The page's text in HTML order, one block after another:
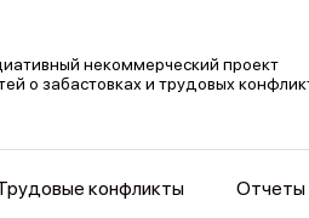
некоммерческий проект
о забастовках и трудовых
конфликты Отчеты